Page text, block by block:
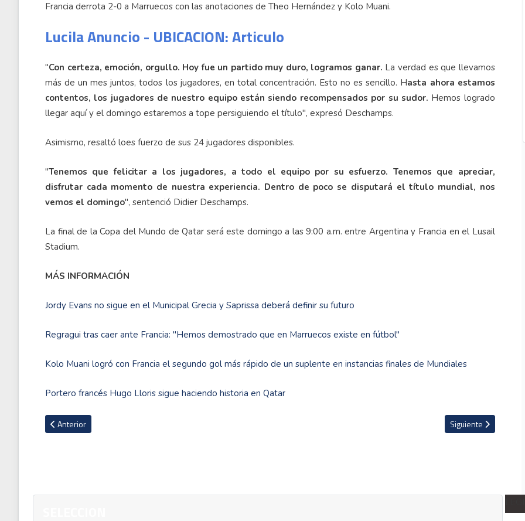
Francia derrota 2-0 a Marruecos con las anotaciones de Theo Hernández y Kolo Muani.
Lucila Anuncio - UBICACION: Articulo
"Con certeza, emoción, orgullo. Hoy fue un partido muy duro, logramos ganar. La verdad es que llevamos
más de un mes juntos, todos los jugadores, en total concentración. Esto no es sencillo. Hasta ahora estamos
contentos, los jugadores de nuestro equipo están siendo recompensados por su sudor. Hemos logrado
llegar aquí y el domingo estaremos a tope persiguiendo el título", expresó Deschamps.
Asimismo, resaltó loes fuerzo de sus 24 jugadores disponibles.
"Tenemos que felicitar a los jugadores, a todo el equipo por su esfuerzo. Tenemos que apreciar,
disfrutar cada momento de nuestra experiencia. Dentro de poco se disputará el título mundial, nos
vemos el domingo", sentenció Didier Deschamps.
La final de la Copa del Mundo de Qatar será este domingo a las 9:00 a.m. entre Argentina y Francia en el Lusail
Stadium.
MÁS INFORMACIÓN
Jordy Evans no sigue en el Municipal Grecia y Saprissa deberá definir su futuro
Regragui tras caer ante Francia: "Hemos demostrado que en Marruecos existe en fútbol"
Kolo Muani logró con Francia el segundo gol más rápido de un suplente en instancias finales de Mundiales
Portero francés Hugo Lloris sigue haciendo historia en Qatar
Artículo anterior: El millonario premio económico que entregará la FIFA a la selección campeona del mundo
Anterior Artículo siguiente:
Siguiente